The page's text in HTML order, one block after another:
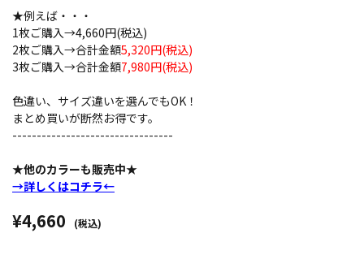
★例えば・・・
1枚ご購入→4,660円(税込)
2枚ご購入→合計金額5,320円(税込)
3枚ご購入→合計金額7,980円(税込)
色違い、サイズ違いを選んでもOK！
まとめ買いが断然お得です。
---------------------------------
★他のカラーも販売中★
→詳しくはコチラ←
¥4,660 (税込)